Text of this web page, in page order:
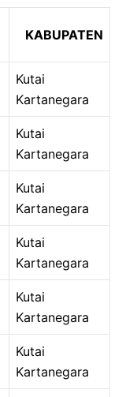
KABUPATEN
Kutai
Kartanegara
Kutai
Kartanegara
Kutai
Kartanegara
Kutai
Kartanegara
Kutai
Kartanegara
Kutai
Kartanegara